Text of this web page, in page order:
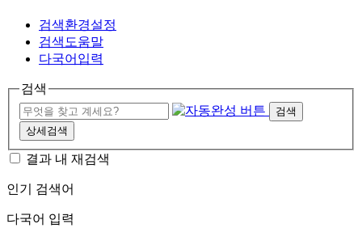
검색환경설정
검색도움말
다국어입력
검색
검색
상세검색
결과 내 재검색
인기 검색어
다국어 입력